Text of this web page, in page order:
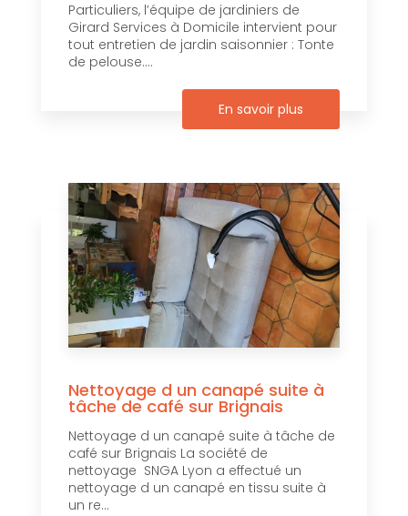
Particuliers, l’équipe de jardiniers de
Girard Services à Domicile intervient pour
tout entretien de jardin saisonnier : Tonte
de pelouse....
En savoir plus
Nettoyage d un canapé suite à
tâche de café sur Brignais
Nettoyage d un canapé suite à tâche de
café sur Brignais La société de
nettoyage SNGA Lyon a effectué un
nettoyage d un canapé en tissu suite à
un re...